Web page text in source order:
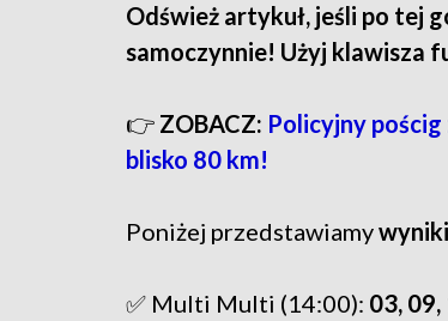
Odśwież artykuł, jeśli po tej
samoczynnie! Użyj klawisza
👉 ZOBACZ: Policyjny pościg
blisko 80 km!
Poniżej przedstawiamy
✅ Multi Multi (14:00): 03, 09,